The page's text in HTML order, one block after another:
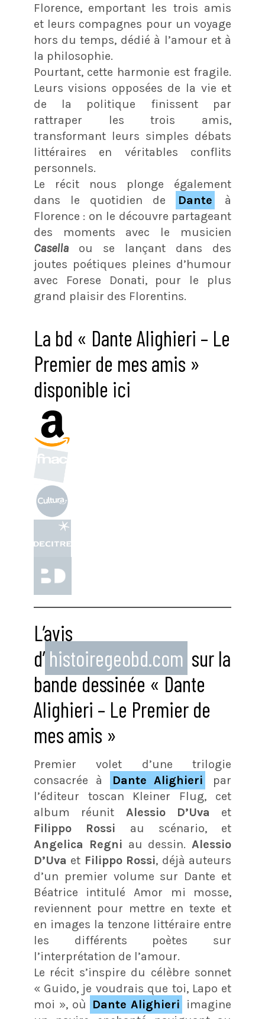
Florence, emportant les trois amis
et leurs compagnes pour un voyage
hors du temps, dédié à l’amour et à
la philosophie.
Pourtant, cette harmonie est fragile.
Leurs visions opposées de la vie et
de la politique finissent par
rattraper les trois amis,
transformant leurs simples débats
littéraires en véritables conflits
personnels.
Le récit nous plonge également
dans le quotidien de
Dante
à
Florence : on le découvre partageant
des moments avec le musicien
Casellaou se lançant dans des
joutes poétiques pleines d’humour
avec Forese Donati, pour le plus
grand plaisir des Florentins.
La bd « Dante Alighieri – Le
Premier de mes amis »
disponible ici
L’avis
d’ histoiregeobd.com sur la
bande dessinée « Dante
Alighieri – Le Premier de
mes amis »
Premier volet d’une trilogie
consacrée à
Dante Alighieri
par
l’éditeur toscan Kleiner Flug, cet
album réunit Alessio D’Uva et
Filippo Rossi au scénario, et
Angelica Regni au dessin.Alessio
D’Uva et Filippo Rossi, déjà auteurs
d’un premier volume sur Dante et
Béatrice intitulé Amor mi mosse,
reviennent pour mettre en texte et
en images la tenzone littéraire entre
les différents poètes sur
l’interprétation de l’amour.
Le récit s’inspire du célèbre sonnet
« Guido, je voudrais que toi, Lapo et
moi », où
Dante Alighieri
imagine